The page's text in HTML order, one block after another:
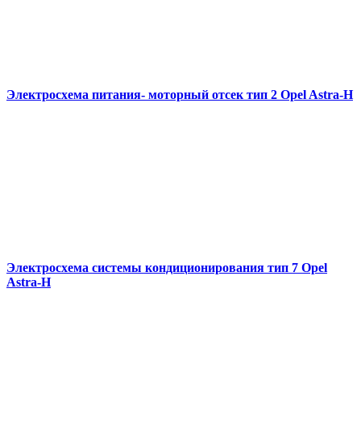
Электросхема питания- моторный отсек тип 2 Opel Astra-H
Электросхема системы кондиционирования тип 7 Opel
Astra-H